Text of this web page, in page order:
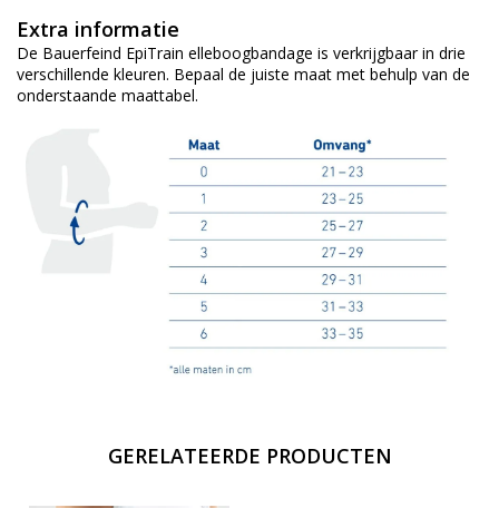
Extra informatie
De Bauerfeind EpiTrain elleboogbandage is verkrijgbaar in drie
verschillende kleuren. Bepaal de juiste maat met behulp van de
onderstaande maattabel.
GERELATEERDE PRODUCTEN